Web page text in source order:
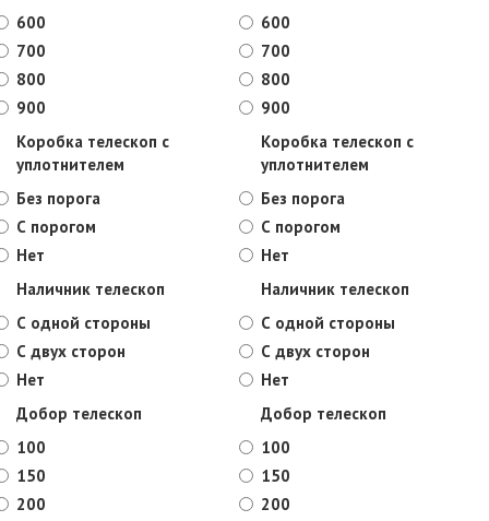
600
700
800
900
Коробка телескоп с
уплотнителем
Без порога
С порогом
Нет
Наличник телескоп
С одной стороны
С двух сторон
Нет
Добор телескоп
100
150
200
600
700
800
900
Коробка телескоп с
уплотнителем
Без порога
С порогом
Нет
Наличник телескоп
С одной стороны
С двух сторон
Нет
Добор телескоп
100
150
200